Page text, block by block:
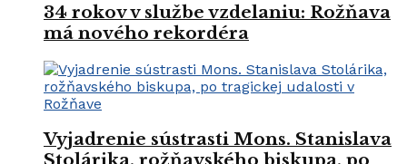
34 rokov v službe vzdelaniu: Rožňava
má nového rekordéra
Vyjadrenie sústrasti Mons. Stanislava